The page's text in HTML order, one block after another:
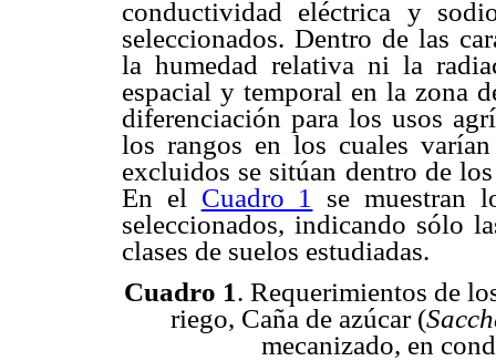
conductividad eléctrica y
seleccionados. Dentro de las
la humedad relativa ni la
espacial y temporal en la zona
diferenciación para los usos
los rangos en los cuales
excluidos se sitúan dentro de
En el Cuadro 1
se muestran
seleccionados, indicando sólo
clases de suelos estudiadas.
Cuadro 1. Requerimientos de
riego, Caña de azúcar (
mecanizado, en